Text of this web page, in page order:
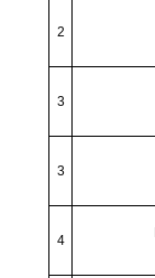
2
3
3
4